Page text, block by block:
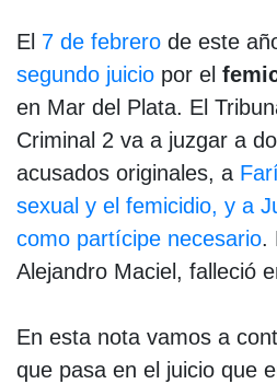
El 7 de febrero de este
segundo juicio por el
en Mar del Plata. El
Criminal 2 va a juzgar a
acusados originales, a
sexual y el femicidio, y a
como partícipe necesario.
Alejandro Maciel, falleció
En esta nota vamos a
que pasa en el juicio que